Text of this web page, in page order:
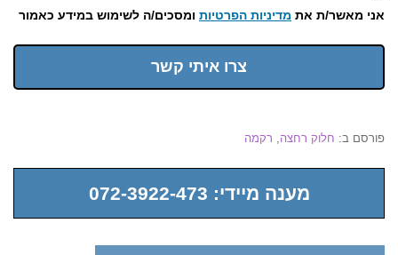
אני מאשר/ת את מדיניות הפרטיות ומסכים/ה לשימוש במידע כאמור
צרו איתי קשר
פורסם ב: חלוק רחצה רקמה
מענה מיידי: 072-3922-473